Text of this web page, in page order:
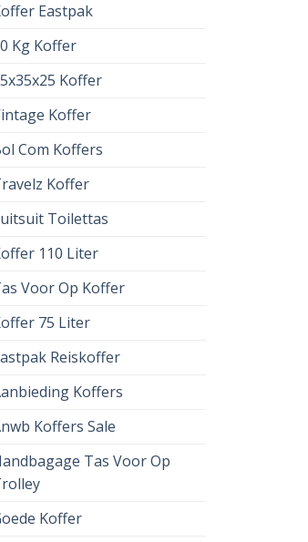
Eastpak
Kg Koffer
Koffer
Koffer
Com Koffers
Koffer
Toilettas
110 Liter
Voor Op Koffer
75 Liter
Reiskoffer
Koffers
Koffers Sale
Tas Voor Op
Koffer